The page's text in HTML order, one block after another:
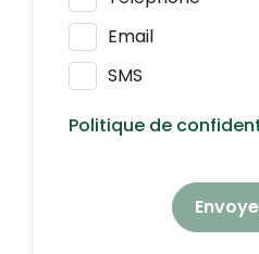
Email
SMS
Politique de
Nous respectons vos
personnelles : elles
traitées